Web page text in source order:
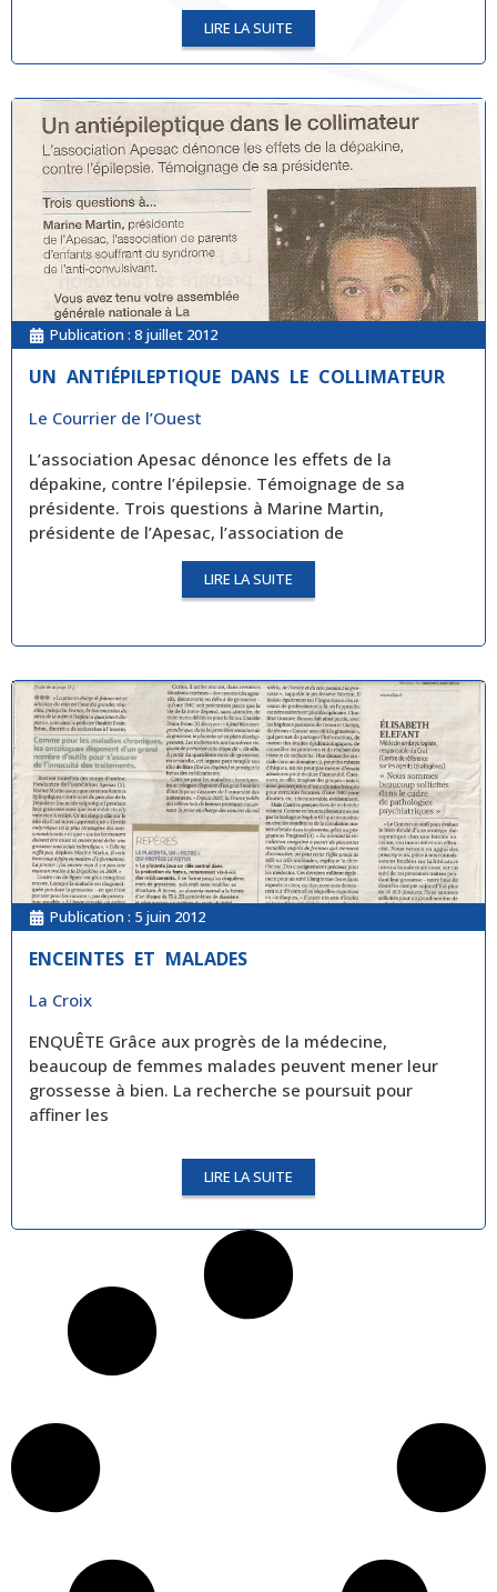
LIRE LA SUITE
Publication : 8 juillet 2012
UN ANTIÉPILEPTIQUE DANS LE COLLIMATEUR
Le Courrier de l’Ouest
L’association Apesac dénonce les effets de la
dépakine, contre l’épilepsie. Témoignage de sa
présidente. Trois questions à Marine Martin,
présidente de l’Apesac, l’association de
LIRE LA SUITE
Publication : 5 juin 2012
ENCEINTES ET MALADES
La Croix
ENQUÊTE Grâce aux progrès de la médecine,
beaucoup de femmes malades peuvent mener leur
grossesse à bien. La recherche se poursuit pour
affiner les
LIRE LA SUITE